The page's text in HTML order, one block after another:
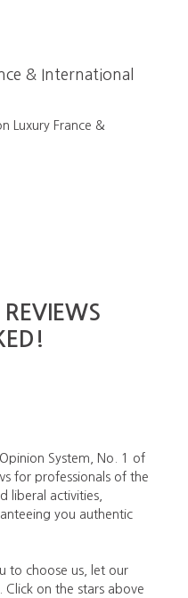
& International
Luxury France &
System, No. 1 of
for professionals of the
liberal activities,
you authentic
to choose us, let our
Click on the stars above